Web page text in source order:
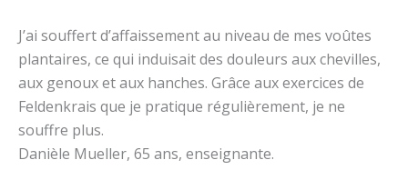
J’ai souffert d’affaissement au niveau de mes voûtes
plantaires, ce qui induisait des douleurs aux chevilles,
aux genoux et aux hanches. Grâce aux exercices de
Feldenkrais que je pratique régulièrement, je ne
souffre plus.
Danièle Mueller, 65 ans, enseignante.